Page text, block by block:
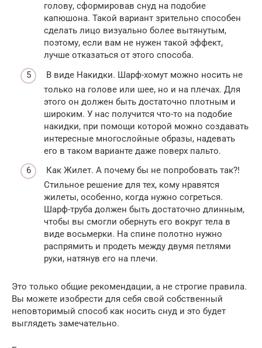
голову, сформировав снуд на подобие
капюшона. Такой вариант зрительно способен
сделать лицо визуально более вытянутым,
поэтому, если вам не нужен такой эффект,
лучше отказаться от этого способа.
В виде Накидки. Шарф-хомут можно носить не
только на голове или шее, но и на плечах. Для
этого он должен быть достаточно плотным и
широким. У нас получится что-то на подобие
накидки, при помощи которой можно создавать
интересные многослойные образы, надевать
его в таком варианте даже поверх пальто.
Как Жилет. А почему бы не попробовать так?!
Стильное решение для тех, кому нравятся
жилеты, особенно, когда нужно согреться.
Шарф-труба должен быть достаточно длинным,
чтобы вы смогли обернуть его вокруг тела в
виде восьмерки. На спине полотно нужно
распрямить и продеть между двумя петлями
руки, натянув его на плечи.
Это только общие рекомендации, а не строгие правила.
Вы можете изобрести для себя свой собственный
неповторимый способ как носить снуд и это будет
выглядеть замечательно.